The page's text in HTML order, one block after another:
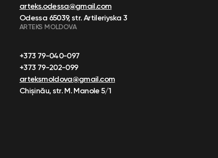
arteks.odessa@gmail.com
Odessa 65039, str. Artileriyska 3
ARTEKS MOLDOVA
+373 79-040-097
+373 79-202-099
arteksmoldova@gmail.com
Chișinău, str. M. Manole 5/1